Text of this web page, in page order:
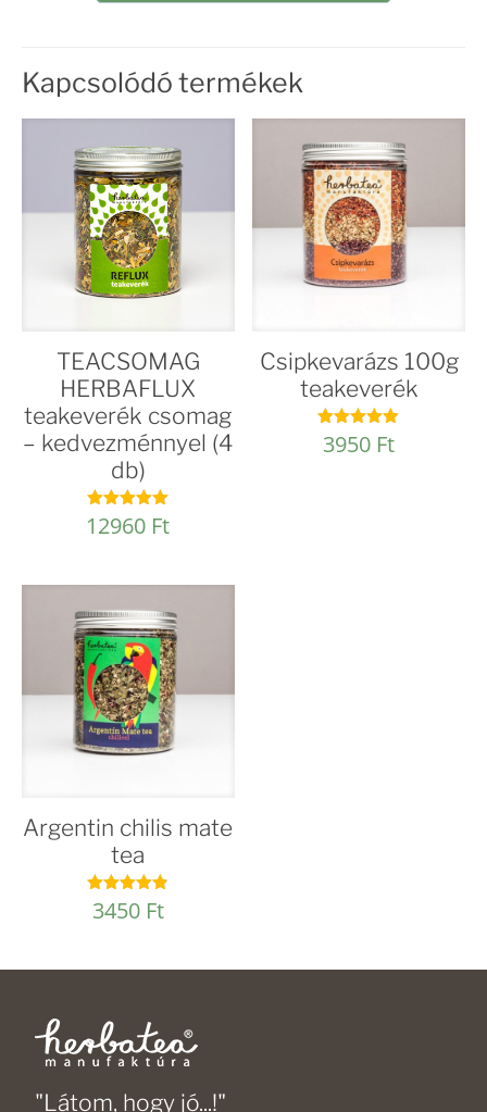
Kapcsolódó termékek
TEACSOMAG
HERBAFLUX
teakeverék csomag
– kedvezménnyel (4
db)
Értékelés:
4.96
12960 Ft
Csipkevarázs 100g
teakeverék
Értékelés:
4.96
3950 Ft
Argentin chilis mate
tea
Értékelés:
4.80
3450 Ft
"Látom, hogy jó...!"